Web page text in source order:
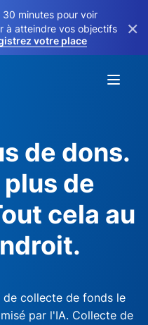
30 minutes pour voir
à atteindre vos objectifs
votre place
×
de dons.
de
cela au
de collecte de fonds le
par l'IA. Collecte de